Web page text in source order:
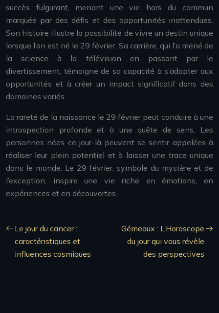
succès fulgurant, menant une vie hors du commun
marquée par des défis et des opportunités inattendues.
Son histoire illustre la possibilité de vivre un destin unique
lorsque l’on est né le 29 février. Sa carrière, qui l’a mené de
la science à la télévision en passant par le
divertissement, témoigne de sa capacité à s’adapter aux
opportunités et à créer un impact significatif dans des
domaines variés.
La rareté de la naissance le 29 février peut conduire à une
introspection profonde et à une quête de sens. Les
personnes nées ce jour-là peuvent se sentir appelées à
réaliser leur plein potentiel et à laisser une trace unique
dans le monde. Le 29 février, symbole du mystère et de
l’exception, inspire une vie riche en émotions, en
expériences et en découvertes.
Le jour du cancer :
caractéristiques et
influences cosmiques
Gémeaux : L’Horoscope
du jour qui vous révèle
des perspectives